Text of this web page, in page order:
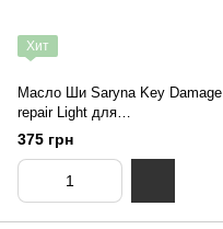
Хит
Масло Ши Saryna Key Damage
repair Light для
восстановления тонких волос
375 грн